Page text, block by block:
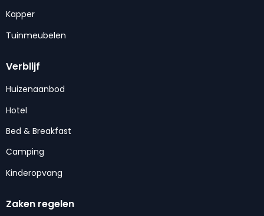
Kapper
Tuinmeubelen
Verblijf
Huizenaanbod
Hotel
Bed & Breakfast
Camping
Kinderopvang
Zaken regelen